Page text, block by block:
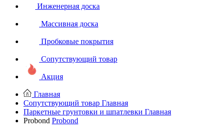
Инженерная доска
Массивная доска
Пробковые покрытия
Сопутствующий товар
Акция
Главная
Сопутствующий товар Главная
Паркетные грунтовки и шпатлевки Главная
Probond Probond